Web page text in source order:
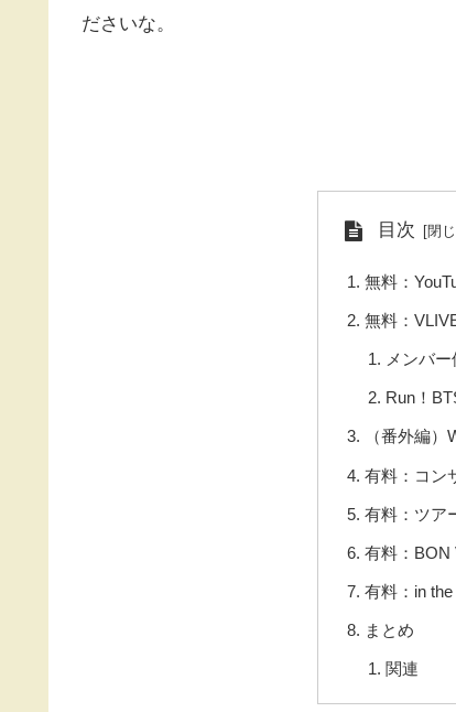
ださいな。
目次
無料：
無料：
メンバ
Run！
（番外編）
有料：コン
有料：ツア
有料：BON
有料：in
まとめ
関連